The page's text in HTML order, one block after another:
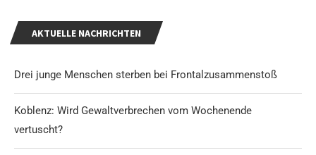
AKTUELLE NACHRICHTEN
Drei junge Menschen sterben bei Frontalzusammenstoß
Koblenz: Wird Gewaltverbrechen vom Wochenende
vertuscht?